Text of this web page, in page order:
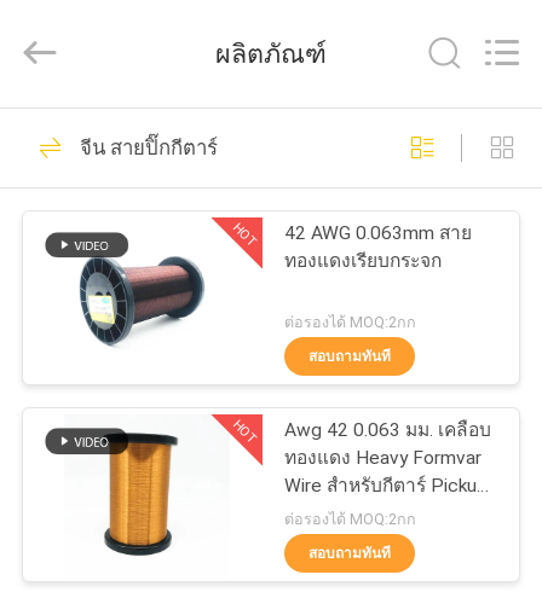
บ้าน
ผลิตภัณฑ์
เกี่ยว
Electric
Material
Rights
ลวดทองแดงเคลือบ
230
ลวดทองแดงสี่เหลี่ยม
427
ผลิตภัณฑ์
จีน สายปิ๊กกีตาร์
HOT
42 AWG 0.063mm สาย
ทองแดงเรียบกระจก
ต่อรองได้ MOQ:2กก
สอบถามทันที
HOT
Awg 42 0.063 มม. เคลือบ
ทองแดง Heavy Formvar
Wire สำหรับกีตาร์ Pickup
Coils
ต่อรองได้ MOQ:2กก
สอบถามทันที